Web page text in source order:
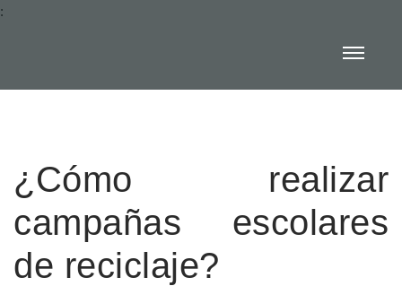
:
¿Cómo realizar
campañas escolares
de reciclaje?